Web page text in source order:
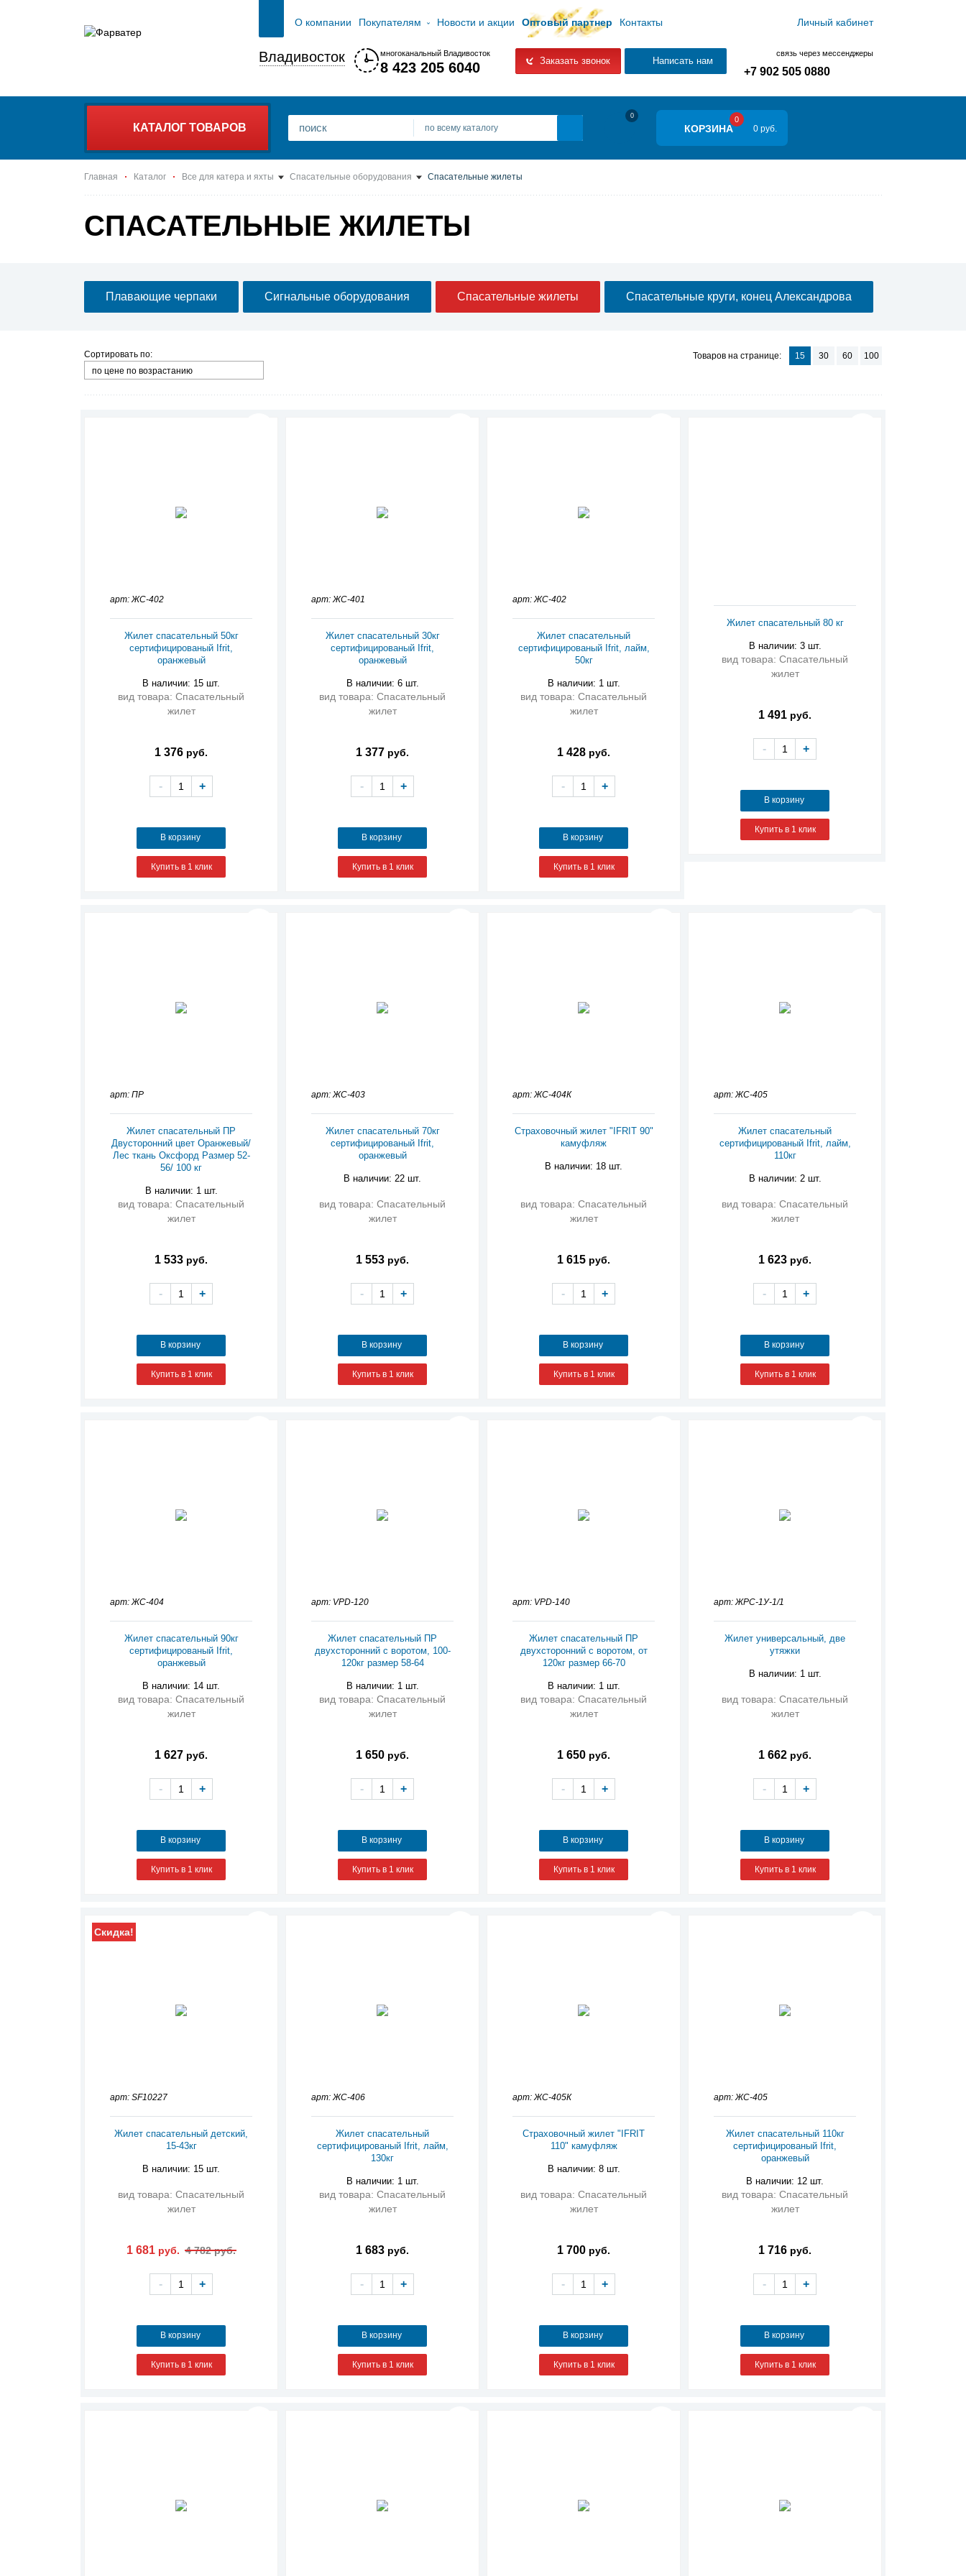
О компании Покупателям Новости и акции Оптовый партнер Контакты Личный кабинет
Владивосток многоканальный Владивосток
8 423 205 6040 Заказать звонок Написать нам
связь через мессенджеры
+7 902 505 0880
КАТАЛОГ ТОВАРОВ по всему каталогу
0
КОРЗИНА
0
0 руб.
Главная Каталог Все для катера и яхты Спасательные оборудования Спасательные жилеты
СПАСАТЕЛЬНЫЕ ЖИЛЕТЫ
Плавающие черпаки Сигнальные оборудования Спасательные жилеты Спасательные круги, конец Александрова
Сортировать по:
по цене по возрастанию
Товаров на странице: 15 30 60 100
арт: ЖС-402
Жилет спасательный 50кг
сертифицированый Ifrit,
оранжевый
В наличии: 15 шт.
вид товара: Спасательный
жилет
1 376 руб.
- +
В корзину
Купить в 1 клик
арт: ЖС-401
Жилет спасательный 30кг
сертифицированый Ifrit,
оранжевый
В наличии: 6 шт.
вид товара: Спасательный
жилет
1 377 руб.
- +
В корзину
Купить в 1 клик
арт: ЖС-402
Жилет спасательный
сертифицированый Ifrit, лайм,
50кг
В наличии: 1 шт.
вид товара: Спасательный
жилет
1 428 руб.
- +
В корзину
Купить в 1 клик
Жилет спасательный 80 кг
В наличии: 3 шт.
вид товара: Спасательный
жилет
1 491 руб.
- +
В корзину
Купить в 1 клик
арт: ПР
Жилет спасательный ПР
Двусторонний цвет Оранжевый/
Лес ткань Оксфорд Размер 52-
56/ 100 кг
В наличии: 1 шт.
вид товара: Спасательный
жилет
1 533 руб.
- +
В корзину
Купить в 1 клик
арт: ЖС-403
Жилет спасательный 70кг
сертифицированый Ifrit,
оранжевый
В наличии: 22 шт.
вид товара: Спасательный
жилет
1 553 руб.
- +
В корзину
Купить в 1 клик
арт: ЖС-404К
Страховочный жилет "IFRIT 90"
камуфляж
В наличии: 18 шт.
вид товара: Спасательный
жилет
1 615 руб.
- +
В корзину
Купить в 1 клик
арт: ЖС-405
Жилет спасательный
сертифицированый Ifrit, лайм,
110кг
В наличии: 2 шт.
вид товара: Спасательный
жилет
1 623 руб.
- +
В корзину
Купить в 1 клик
арт: ЖС-404
Жилет спасательный 90кг
сертифицированый Ifrit,
оранжевый
В наличии: 14 шт.
вид товара: Спасательный
жилет
1 627 руб.
- +
В корзину
Купить в 1 клик
арт: VPD-120
Жилет спасательный ПР
двухсторонний с воротом, 100-
120кг размер 58-64
В наличии: 1 шт.
вид товара: Спасательный
жилет
1 650 руб.
- +
В корзину
Купить в 1 клик
арт: VPD-140
Жилет спасательный ПР
двухсторонний с воротом, от
120кг размер 66-70
В наличии: 1 шт.
вид товара: Спасательный
жилет
1 650 руб.
- +
В корзину
Купить в 1 клик
арт: ЖРС-1У-1/1
Жилет универсальный, две
утяжки
В наличии: 1 шт.
вид товара: Спасательный
жилет
1 662 руб.
- +
В корзину
Купить в 1 клик
Скидка!
арт: SF10227
Жилет спасательный детский,
15-43кг
В наличии: 15 шт.
вид товара: Спасательный
жилет
1 681 руб. 4 782 руб.
- +
В корзину
Купить в 1 клик
арт: ЖС-406
Жилет спасательный
сертифицированый Ifrit, лайм,
130кг
В наличии: 1 шт.
вид товара: Спасательный
жилет
1 683 руб.
- +
В корзину
Купить в 1 клик
арт: ЖС-405К
Страховочный жилет "IFRIT
110" камуфляж
В наличии: 8 шт.
вид товара: Спасательный
жилет
1 700 руб.
- +
В корзину
Купить в 1 клик
арт: ЖС-405
Жилет спасательный 110кг
сертифицированый Ifrit,
оранжевый
В наличии: 12 шт.
вид товара: Спасательный
жилет
1 716 руб.
- +
В корзину
Купить в 1 клик